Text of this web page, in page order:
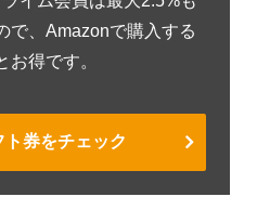
で、Amazonで購入する
得です。
券をチェック